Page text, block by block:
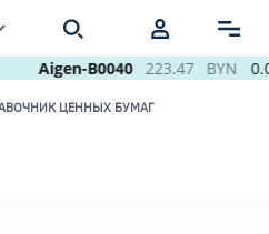
Aigen-B0040 223.47 BYN
ЦЕННЫХ БУМАГ